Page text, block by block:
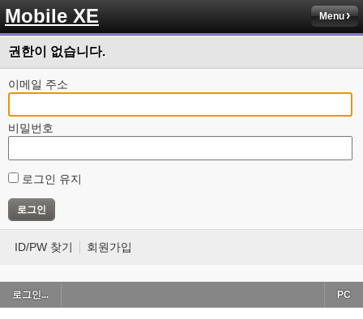
Mobile XE Menu
권한이 없습니다.
이메일 주소
비밀번호
로그인 유지
ID/PW 찾기 회원가입
로그인... PC